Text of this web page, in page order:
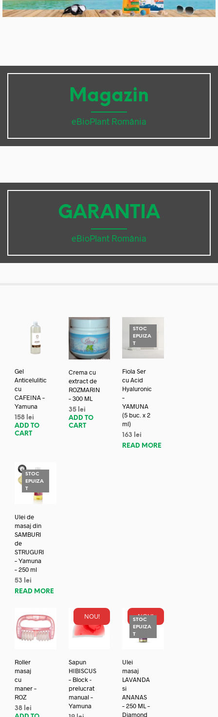
Magazin
eBioPlant România
GARANTIA
eBioPlant România
Gel
Anticelulitic
cu
CAFEINA –
Yamuna
158 lei
ADD TO
CART
Crema cu
extract de
ROZMARIN
– 300 ML
35 lei
ADD TO
CART
STOC
EPUIZA
T
Fiola Ser
cu Acid
Hyaluronic
–
YAMUNA
(5 buc. x 2
ml)
163
lei
READ MORE
STOC
EPUIZA
T
Ulei de
masaj din
SAMBURI
de
STRUGURI
– Yamuna
– 250 ml
53
lei
READ MORE
Roller
masaj
cu
maner –
ROZ
38 lei
NOU!
Sapun
HIBISCUS
– Block -
prelucrat
manual –
Yamuna
NOU!
STOC
EPUIZA
T
Ulei
masaj
LAVANDA
si
ANANAS
– 250 ML –
Diamond